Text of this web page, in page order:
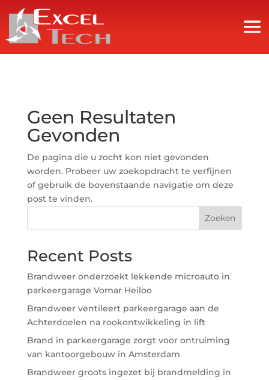
Geen Resultaten
Gevonden
De pagina die u zocht kon niet gevonden
worden. Probeer uw zoekopdracht te verfijnen
of gebruik de bovenstaande navigatie om deze
post te vinden.
Zoeken
Recent Posts
Brandweer onderzoekt lekkende microauto in
parkeergarage Vomar Heiloo
Brandweer ventileert parkeergarage aan de
Achterdoelen na rookontwikkeling in lift
Brand in parkeergarage zorgt voor ontruiming
van kantoorgebouw in Amsterdam
Brandweer groots ingezet bij brandmelding in